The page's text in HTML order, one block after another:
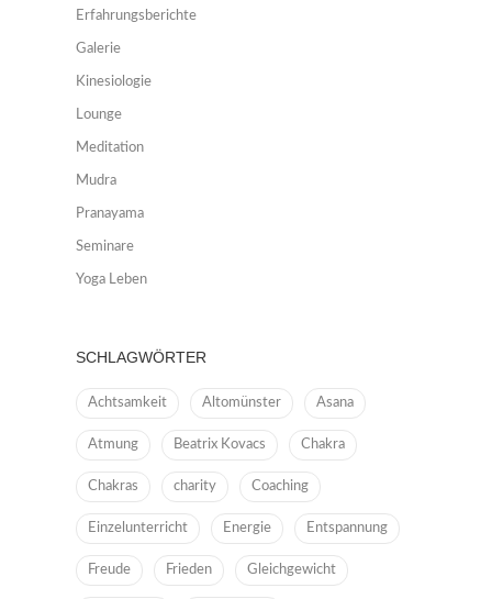
Erfahrungsberichte
Galerie
Kinesiologie
Lounge
Meditation
Mudra
Pranayama
Seminare
Yoga Leben
SCHLAGWÖRTER
Achtsamkeit Altomünster Asana
Atmung Beatrix Kovacs Chakra
Chakras charity Coaching
Einzelunterricht Energie Entspannung
Freude Frieden Gleichgewicht